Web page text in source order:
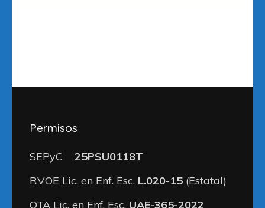
Permisos
SEPyC 25PSU0118T
RVOE Lic. en Enf. Esc. L.020-15 (Estatal)
OTA Lic. en Enf. Esc. UAE-365-2022